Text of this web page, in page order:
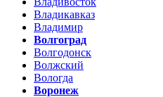
Владикавказ
Владимир
Волгоград
Волгодонск
Волжский
Вологда
Воронеж